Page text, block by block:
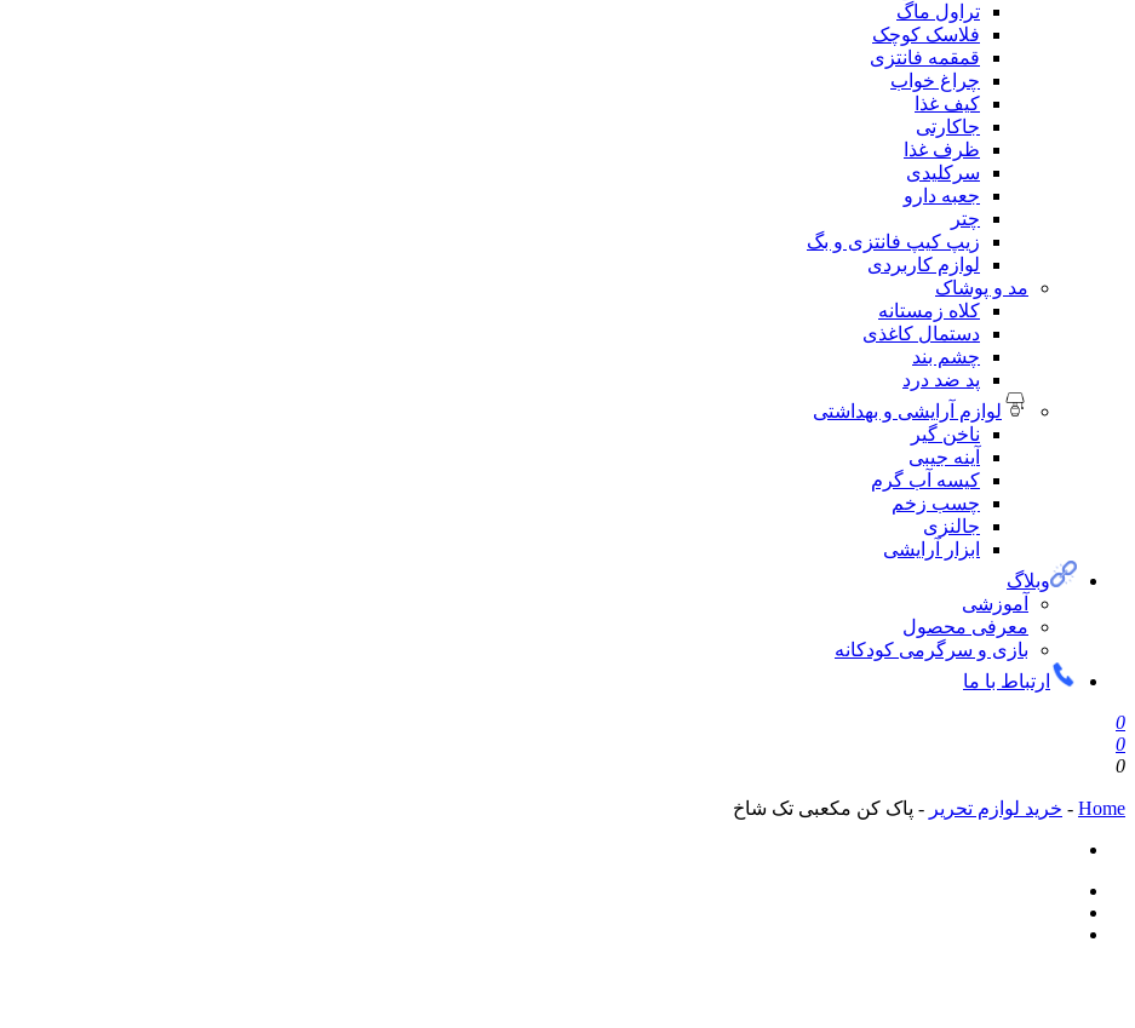
تراول ماگ
فلاسک کوچک
قمقمه فانتزی
چراغ خواب
کیف غذا
جاکارتی
ظرف غذا
سرکلیدی
جعبه دارو
چتر
زیپ کیپ فانتزی و بگ
لوازم کاربردی
مد و پوشاک
کلاه زمستانه
دستمال کاغذی
چشم بند
پد ضد درد
لوازم آرایشی و بهداشتی
ناخن گیر
آینه جیبی
کیسه آب گرم
چسب زخم
جالنزی
ابزار آرایشی
وبلاگ
آموزشی
معرفی محصول
بازی و سرگرمی کودکانه
ارتباط با ما
0
0
0
Home
- خرید لوازم تحریر - پاک کن مکعبی تک شاخ